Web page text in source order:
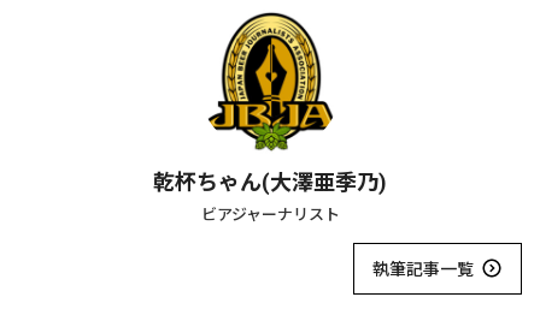
乾杯ちゃん(大澤亜季乃)
ビアジャーナリスト
執筆記事一覧